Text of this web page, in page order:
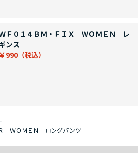
Ｆ０１４ＢＭ・ＦＩＸ ＷＯＭＥＮ レ
ギンス
￥990
ＷＯＭＥＮ ロングパンツ